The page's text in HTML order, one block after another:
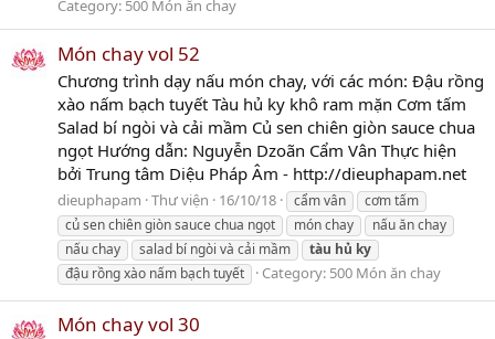
Category: 500 Món ăn chay
Món chay vol 52
Chương trình dạy nấu món chay, với các món: Đậu rồng
xào nấm bạch tuyết Tàu hủ ky khô ram mặn Cơm tấm
Salad bí ngòi và cải mầm Củ sen chiên giòn sauce chua
ngọt Hướng dẫn: Nguyễn Dzoãn Cẩm Vân Thực hiện
bởi Trung tâm Diệu Pháp Âm - http://dieuphapam.net
dieuphapam Thư viện 16/10/18 cẩm vân
cơm tấm
củ sen chiên giòn sauce chua ngọt
món chay
nấu ăn chay
nấu chay
salad bí ngòi và cải mầm tàu hủ ky
đậu rồng xào nấm bạch tuyết
Category: 500 Món ăn chay
Món chay vol 30